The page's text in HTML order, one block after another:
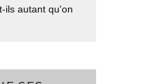
ils autant qu'on